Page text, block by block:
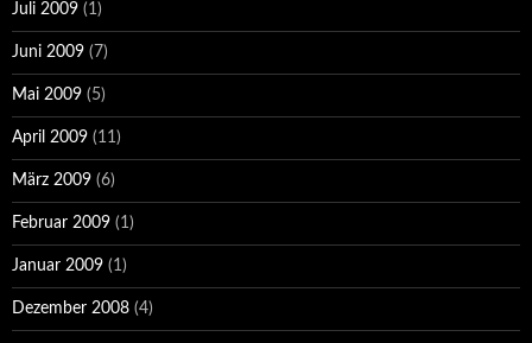
Juli 2009 (1)
Juni 2009 (7)
Mai 2009 (5)
April 2009 (11)
März 2009 (6)
Februar 2009 (1)
Januar 2009 (1)
Dezember 2008 (4)